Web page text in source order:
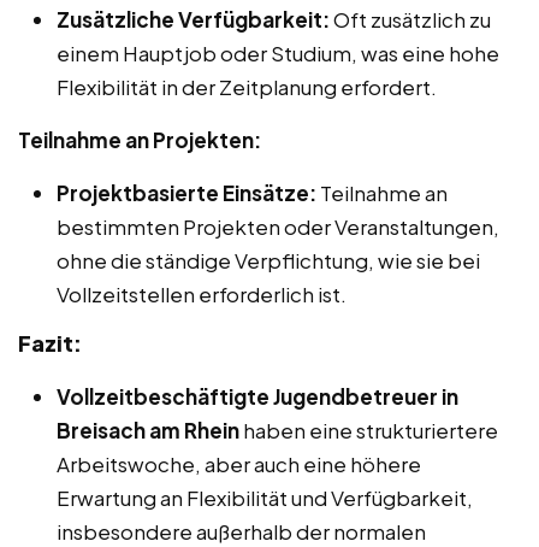
Zusätzliche Verfügbarkeit:Oft zusätzlich zu
einem Hauptjob oder Studium, was eine hohe
Flexibilität in der Zeitplanung erfordert.
Teilnahme an Projekten:
Projektbasierte Einsätze: Teilnahme an
bestimmten Projekten oder Veranstaltungen,
ohne die ständige Verpflichtung, wie sie bei
Vollzeitstellen erforderlich ist.
Fazit:
Vollzeitbeschäftigte Jugendbetreuer in
Breisach am Rheinhaben eine strukturiertere
Arbeitswoche, aber auch eine höhere
Erwartung an Flexibilität und Verfügbarkeit,
insbesondere außerhalb der normalen